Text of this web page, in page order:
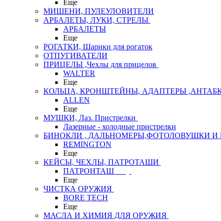
Еще
МИШЕНИ, ПУЛЕУЛОВИТЕЛИ
АРБАЛЕТЫ, ЛУКИ, СТРЕЛЫ
АРБАЛЕТЫ
Еще
РОГАТКИ, Шарики для рогаток
ОТПУГИВАТЕЛИ
ПРИЦЕЛЫ ,Чехлы для прицелов
WALTER
Еще
КОЛЬЦА, КРОНШТЕЙНЫ, АДАПТЕРЫ
ALLEN
Еще
МУШКИ, Лаз. Пристрелки
Лазерные - холодные пристрелки
БИНОКЛИ , ДАЛЬНОМЕРЫ,ФОТОЛОВУШКИ И
REMINGTON
Еще
КЕЙСЫ, ЧЕХЛЫ, ПАТРОТАШИ
ПАТРОНТАШ
Еще
ЧИСТКА ОРУЖИЯ
BORE TECH
Еще
МАСЛА И ХИМИЯ ДЛЯ ОРУЖИЯ